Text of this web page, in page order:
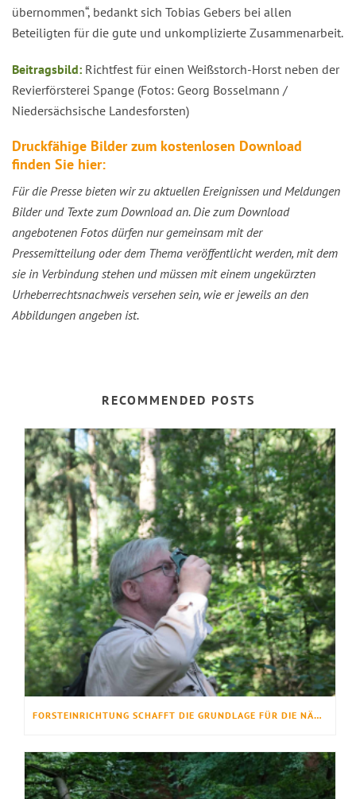
übernommen“, bedankt sich Tobias Gebers bei allen
Beteiligten für die gute und unkomplizierte Zusammenarbeit.
Beitragsbild: Richtfest für einen Weißstorch-Horst neben der
Revierförsterei Spange (Fotos: Georg Bosselmann /
Niedersächsische Landesforsten)
Druckfähige Bilder zum kostenlosen Download
finden Sie hier:
Für die Presse bieten wir zu aktuellen Ereignissen und Meldungen
Bilder und Texte zum Download an. Die zum Download
angebotenen Fotos dürfen nur gemeinsam mit der
Pressemitteilung oder dem Thema veröffentlicht werden, mit dem
sie in Verbindung stehen und müssen mit einem ungekürzten
Urheberrechtsnachweis versehen sein, wie er jeweils an den
Abbildungen angeben ist.
RECOMMENDED POSTS
FORSTEINRICHTUNG SCHAFFT DIE GRUNDLAGE FÜR DIE NÄCHSTEN ZEHN JAHRE